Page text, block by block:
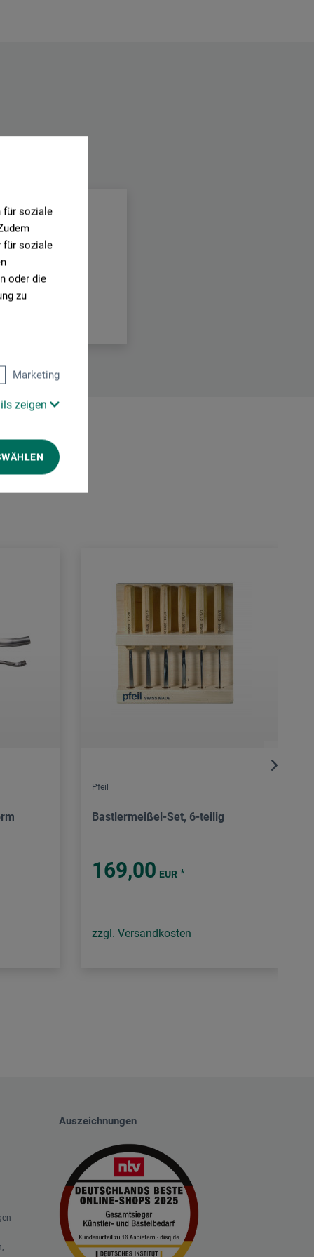
für soziale
für soziale
oder die
zu
Marketing
zeigen
Pfeil
Bastlermeißel-Set, 6-teilig
169,00 EUR *
zzgl. Versandkosten
Auszeichnungen